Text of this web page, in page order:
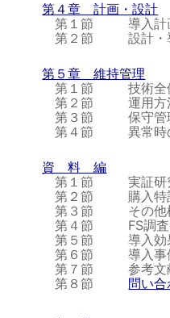
第４章 計画・設計
第１節
導入計
第２節
設計・
第５章 維持管理
第１節
技術
第２節
運用方
第３節
保守管
第４節
異常
資 料 編
第１節
実証
第２節
購入
第３節
その
第４節
FS調
第５節
導入
第６節
導入事
第７節
参考文
第８節
問い